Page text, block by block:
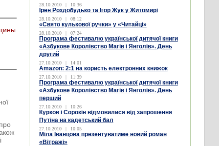
28.10.2010 | 10:36
Ірен Роздобудько та Ігор Жук у Житомирі
28.10.2010 | 08:12
«Свято кулькової ручки» у «Читайці»
28.10.2010 | 07:24
Програма фестивалю української дитячої книги
«Азбукове Королівство Магів і Янголів». День
другий
27.10.2010 | 14:01
Amazon: 2:1 на користь електронних книжок
27.10.2010 | 11:39
Програма фестивалю української дитячої книги
«Азбукове Королівство Магів і Янголів». День
перший
27.10.2010 | 10:26
Курков і Сорокін відмовилися від запрошення
Путіна на кадетський бал
27.10.2010 | 10:05
Міла Іванцова презентуватиме новий роман
«Вітражі»